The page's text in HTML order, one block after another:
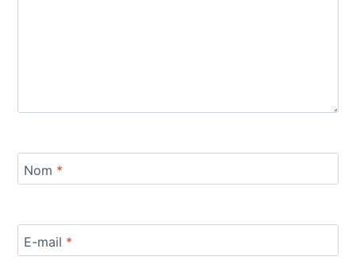
Nom *
E-mail *